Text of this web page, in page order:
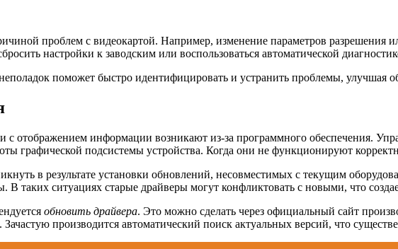
проблем с видеокартой. Например, изменение параметров
настройки к заводским или воспользоваться автоматической
поможет быстро идентифицировать и устранить проблемы, улучшая
с отображением информации возникают из-за программного обеспечения.
графической подсистемы устройства. Когда они не функционируют
в результате установки обновлений, несовместимых с текущим
В таких ситуациях старые драйверы могут конфликтовать с новыми, что
обновить драйвера. Это можно сделать через официальный сайт
производится автоматический поиск актуальных версий, что